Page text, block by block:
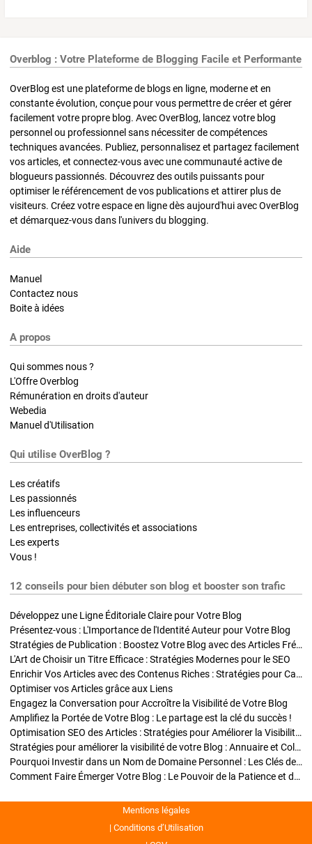
Overblog : Votre Plateforme de Blogging Facile et Performante
OverBlog est une plateforme de blogs en ligne, moderne et en
constante évolution, conçue pour vous permettre de créer et gérer
facilement votre propre blog. Avec OverBlog, lancez votre blog
personnel ou professionnel sans nécessiter de compétences
techniques avancées. Publiez, personnalisez et partagez facilement
vos articles, et connectez-vous avec une communauté active de
blogueurs passionnés. Découvrez des outils puissants pour
optimiser le référencement de vos publications et attirer plus de
visiteurs. Créez votre espace en ligne dès aujourd'hui avec OverBlog
et démarquez-vous dans l'univers du blogging.
Aide
Manuel
Contactez nous
Boite à idées
A propos
Qui sommes nous ?
L'Offre Overblog
Rémunération en droits d'auteur
Webedia
Manuel d'Utilisation
Qui utilise OverBlog ?
Les créatifs
Les passionnés
Les influenceurs
Les entreprises, collectivités et associations
Les experts
Vous !
12 conseils pour bien débuter son blog et booster son trafic
Développez une Ligne Éditoriale Claire pour Votre Blog
Présentez-vous : L'Importance de l'Identité Auteur pour Votre Blog
Stratégies de Publication : Boostez Votre Blog avec des Articles Fréquents et Exclusifs
L'Art de Choisir un Titre Efficace : Stratégies Modernes pour le SEO
Enrichir Vos Articles avec des Contenus Riches : Stratégies pour Captiver et Optimiser
Optimiser vos Articles grâce aux Liens
Engagez la Conversation pour Accroître la Visibilité de Votre Blog
Amplifiez la Portée de Votre Blog : Le partage est la clé du succès !
Optimisation SEO des Articles : Stratégies pour Améliorer la Visibilité de Votre Blog
Stratégies pour améliorer la visibilité de votre Blog : Annuaire et Collaborations
Pourquoi Investir dans un Nom de Domaine Personnel : Les Clés de la Réussite de Votre Blog
Comment Faire Émerger Votre Blog : Le Pouvoir de la Patience et de la Persévérance
Mentions légales
Conditions d’Utilisation